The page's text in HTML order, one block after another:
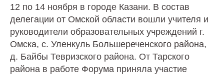
12 по 14 ноября в городе Казани. В состав
делегации от Омской области вошли учителя и
руководители образовательных учреждений г.
Омска, с. Уленкуль Большереченского района,
д. Байбы Тевризского района. От Тарского
района в работе Форума приняла участие